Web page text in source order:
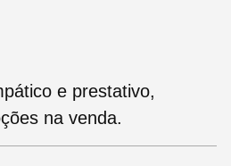
e prestativo,
na venda.